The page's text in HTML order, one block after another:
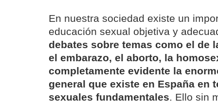
En nuestra sociedad existe un
educación sexual objetiva y
debates sobre temas como el de
el embarazo, el aborto, la
completamente evidente la
general que existe en España en
sexuales fundamentales. Ello sin